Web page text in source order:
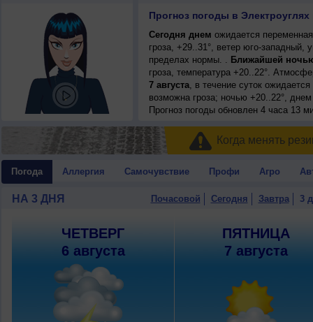
Прогноз погоды в Электроуглях
Сегодня днем ожидается
гроза, +29..31°, ветер юго-
пределах нормы. . Ближайшей
гроза, температура +20..22°.
7 августа, в течение суток
возможна гроза; ночью +20..22°,
Прогноз погоды обновлен 4 часа 13
Когда менять
Погода Аллергия Самочувствие Профи Агро
НА 3 ДНЯ Почасовой Сегодня Завтра 3
ЧЕТВЕРГ
6 августа
ПЯТНИЦА
7 августа